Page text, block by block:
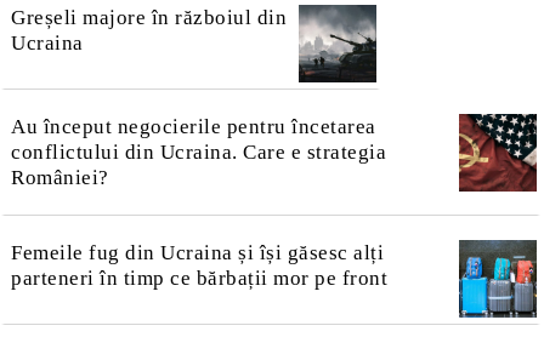
Greșeli majore în războiul din
Ucraina
Au început negocierile pentru încetarea
conflictului din Ucraina. Care e strategia
României?
Femeile fug din Ucraina și își găsesc alți
parteneri în timp ce bărbații mor pe front